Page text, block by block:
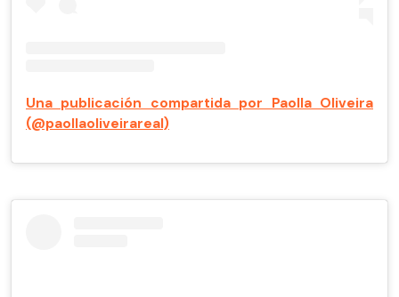
Una publicación compartida por Paolla Oliveira
(@paollaoliveirareal)